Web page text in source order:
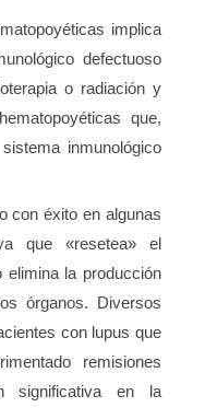
implica
defectuoso
o radiación y
que,
inmunológico
con éxito en algunas
que «resetea» el
la producción
órganos. Diversos
con lupus que
remisiones
significativa en la